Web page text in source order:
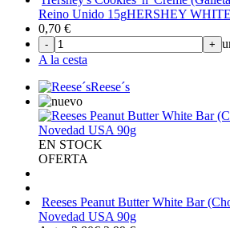
Reino Unido 15gHERSHEY
0,70 €
- +
A la cesta
Reese´s
EN STOCK
OFERTA
Reeses Peanut Butter White Bar
Novedad USA 90g